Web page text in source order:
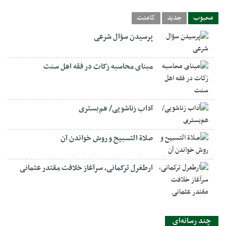
محبوب جدید کامنت
پرسیدن سؤال شرعی
مبنای محاسبه زکات در فقه اهل سنت
آداب زناشویی/ هم‌بستری
صلاة التسبيح و روش خواندن آن
ارطغرل ترکمانی، سرآغاز خلافت مقتدر عثمانی
چند رسانه‌ای